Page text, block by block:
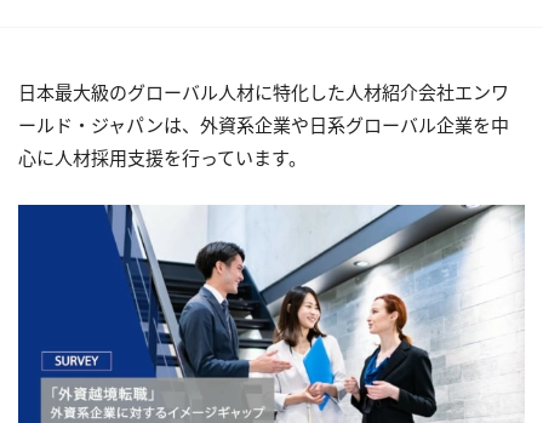
日本最大級のグローバル人材に特化した人材紹介会社エンワ
ールド・ジャパンは、外資系企業や日系グローバル企業を中
心に人材採用支援を行っています。